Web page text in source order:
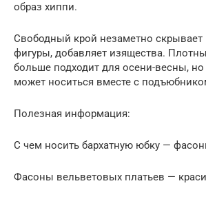
образ хиппи.
Свободный крой незаметно скрывает
фигуры, добавляет изящества.
больше подходит для осени-весны,
может носиться вместе с
Полезная информация:
С чем носить бархатную юбку —
Фасоны вельветовых платьев —